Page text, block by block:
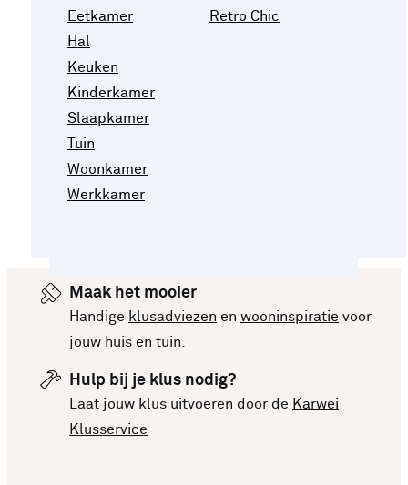
Eetkamer
Hal
Keuken
Kinderkamer
Slaapkamer
Tuin
Woonkamer
Werkkamer
Retro Chic
Maak het mooier
Handige klusadviezen en wooninspiratie voor
jouw huis en tuin.
Hulp bij je klus nodig?
Laat jouw klus uitvoeren door de Karwei
Klusservice